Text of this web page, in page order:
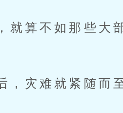
算不如那些大
灾难就紧随而